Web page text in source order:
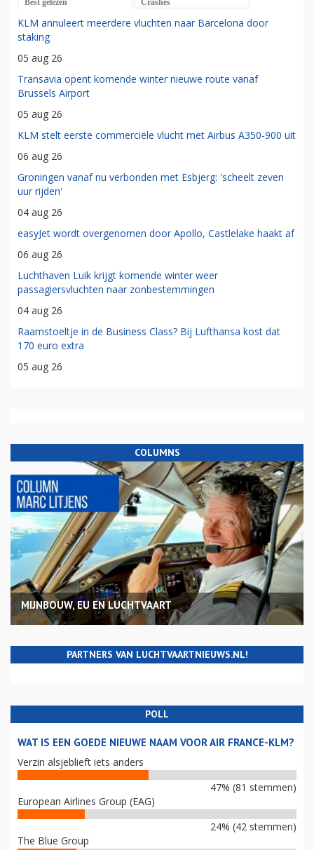
Best gelezen Crashes
KLM annuleert meerdere vluchten naar Barcelona door
staking
05 aug 26
Transavia opent komende winter nieuwe route vanaf
Brussels Airport
05 aug 26
KLM stelt eerste commerciële vlucht met Airbus A350-900 uit
06 aug 26
Groningen vanaf nu verbonden met Esbjerg: 'scheelt zeven
uur rijden'
04 aug 26
easyJet wordt overgenomen door Apollo, Castlelake haakt af
06 aug 26
Luchthaven Luik krijgt komende winter weer
passagiersvluchten naar zonbestemmingen
04 aug 26
Raamstoeltje in de Business Class? Bij Lufthansa kost dat
170 euro extra
05 aug 26
COLUMNS
MIJNBOUW, EU EN LUCHTVAART
PARTNERS VAN LUCHTVAARTNIEUWS.NL!
POLL
WAT IS EEN GOEDE NIEUWE NAAM VOOR AIR FRANCE-KLM?
Verzin alsjeblieft iets anders
47% (81 stemmen)
European Airlines Group (EAG)
24% (42 stemmen)
The Blue Group